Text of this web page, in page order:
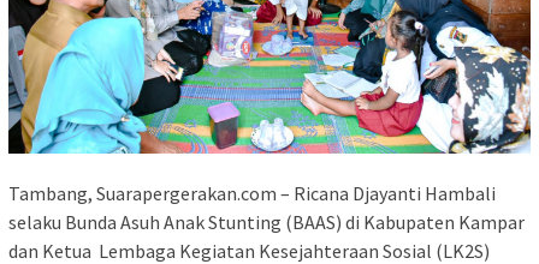
Tambang, Suarapergerakan.com – Ricana Djayanti Hambali
selaku Bunda Asuh Anak Stunting (BAAS) di Kabupaten Kampar
dan Ketua Lembaga Kegiatan Kesejahteraan Sosial (LK2S)